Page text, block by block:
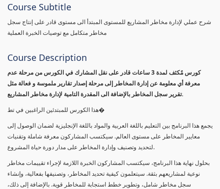
Course Subtitle
شرح عملي لإدارة مخاطر المشاريع للمستوى المبتدأ الى مستوى قادر على إنتاج سجل
مخاطر متكامل مع توصيات الخبرة العملية
Course Description
كورس مٌكثف لمدة 3 ساعات قادر على نقل المشارك في الكورس من مرحلة عدم
معرفة أي معلومة عن إدارة المخاطر إلى مرحلة إصدار تقارير ملموسة و فعالة مثل
تقرير سجل المخاطر بالإضافة الى المقدرة التامية لإدارة مخاطر المشاريع.
هذا الكورس للمبتدئين الراغبين في تط�
يجمع هذا البرنامج بين التعليم باللغة العربية والمواد باللغة الإنجليزية لضمان الوصول إلى
معايير المخاطر على مستوى العالم. سيكتسب المشاركون معرفة شاملة وتقنيات
لتحديد وتصنيف وإدارة المخاطر على مدار دورة حياة المشروع.
بحلول نهاية هذا البرنامج، سيكتسب المشاركون الخبرة اللازمة لإجراء تقييمات مخاطر
نوعية لمشاريعهم بثقة. سيتعلمون كيفية تحديد المخاطر، وتصنيفها بفعالية، وإنشاء
سجل مخاطر شامل، وتطوير خطط استجابة للمخاطر قوية. بالإضافة إلى ذلك،